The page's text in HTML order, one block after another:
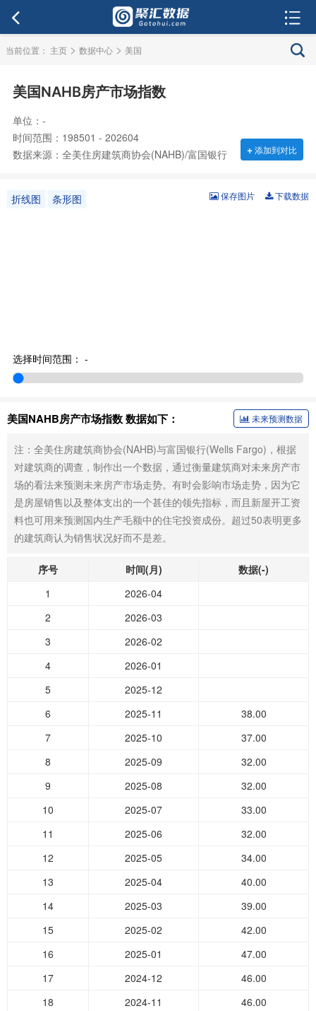
当前位置： 主页 > 数据中心 > 美国
美国NAHB房产市场指数
单位：-
时间范围：198501 - 202604
数据来源：全美住房建筑商协会(NAHB)/富国银行
+添加到对比
折线图 条形图 下载数据
保存图片
选择时间范围： -
美国NAHB房产市场指数 数据如下： 未来预测数据
注：全美住房建筑商协会(NAHB)与富国银行(Wells Fargo)，根据
对建筑商的调查，制作出一个数据，通过衡量建筑商对未来房产市
场的看法来预测未来房产市场走势。有时会影响市场走势，因为它
是房屋销售以及整体支出的一个甚佳的领先指标，而且新屋开工资
料也可用来预测国内生产毛额中的住宅投资成份。超过50表明更多
的建筑商认为销售状况好而不是差。
序号 时间(月)
数据(-)
1
2026-04
2
2026-03
3
2026-02
4
2026-01
5
2025-12
6
2025-11
38.00
7
2025-10
37.00
8
2025-09
32.00
9
2025-08
32.00
10
2025-07
33.00
11
2025-06
32.00
12
2025-05
34.00
13
2025-04
40.00
14
2025-03
39.00
15
2025-02
42.00
16
2025-01
47.00
17
2024-12
46.00
18
2024-11
46.00